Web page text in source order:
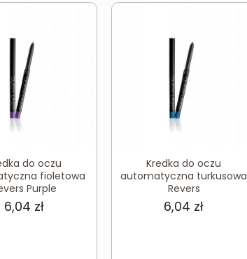
do oczu
fioletowa
Purple
6,04 zł
Kredka do oczu
automatyczna turkusowa
Revers
6,04 zł